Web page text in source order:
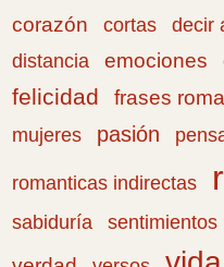
corazón
cortas decir
distancia emociones
felicidad frases
mujeres
pasión
romanticas indirectas
sabiduría sentimientos